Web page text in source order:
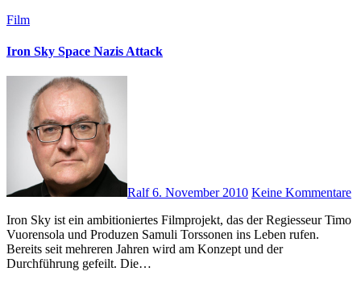
Film
Iron Sky Space Nazis Attack
Ralf6. November 2010 Keine Kommentare
Iron Sky ist ein ambitioniertes Filmprojekt, das der Regiesseur Timo
Vuorensola und Produzen Samuli Torssonen ins Leben rufen.
Bereits seit mehreren Jahren wird am Konzept und der
Durchführung gefeilt. Die…